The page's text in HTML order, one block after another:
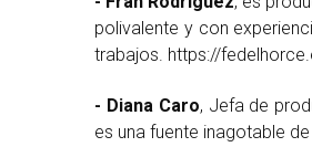
polivalente y con
trabajos. https://
- Diana Caro, Jefa de
es una fuente inagotable